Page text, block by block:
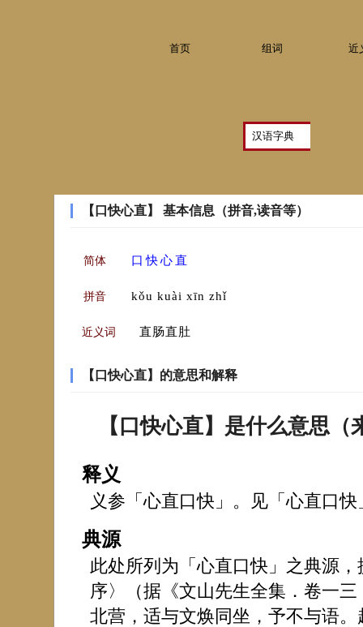
首页 组词 近
【口快心直】 基本信息（拼音,读音等）
简体 口 快 心 直
拼音 kǒu kuài xīn zhǐ
近义词 直肠直肚
【口快心直】的意思和解释
【口快心直】是什么意思
释义
义参「心直口快」。见「心直口快
典源
此处所列为「心直口快」之典源
序〉（据《文山先生全集．卷一
北营，适与文焕同坐，予不与语